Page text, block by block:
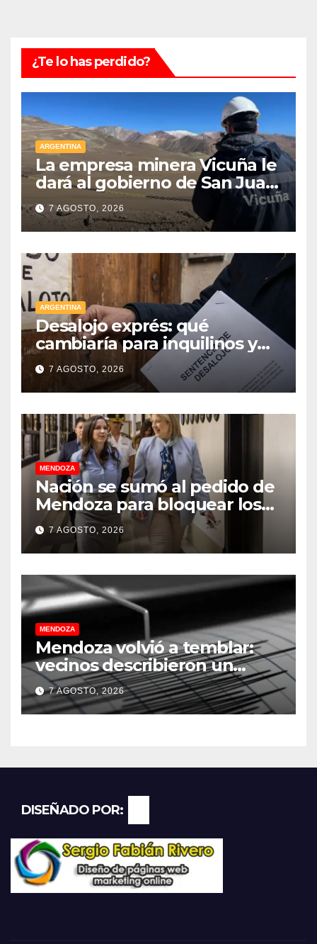
¿Te lo has perdido?
ARGENTINA
La empresa minera Vicuña le
dará al gobierno de San Juan
U$D 250 millones cómo un
aporte extraordinario y no
reembolsable
7 AGOSTO, 2026
ARGENTINA
Desalojo exprés: qué
cambiaría para inquilinos y
dueños con el proyecto que
tuvo media sanción en la
Cámara alta
7 AGOSTO, 2026
MENDOZA
Nación se sumó al pedido de
Mendoza para bloquear los
celulares en las cárceles de la
provincia
7 AGOSTO, 2026
MENDOZA
Mendoza volvió a temblar:
vecinos describieron un
“sacudón” acompañado por
un fuerte estruendo
7 AGOSTO, 2026
DISEÑADO POR: